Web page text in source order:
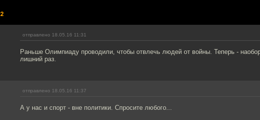
2
отправлено 18.05.16 11:31
Раньше Олимпиаду проводили, чтобы отвлечь людей от войны. Теперь -
лишний раз.
отправлено 18.05.16 11:37
А у нас и спорт - вне политики. Спросите любого...